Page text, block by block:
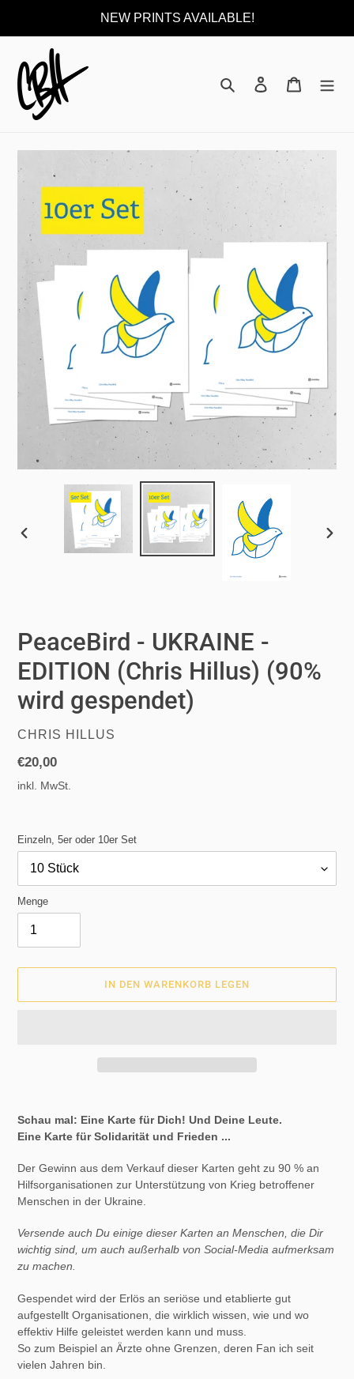
NEW PRINTS AVAILABLE!
Suchen Einloggen
VORHERIGER
PeaceBird - UKRAINE -
EDITION (Chris Hillus) (90%
wird gespendet)
VERKÄUFER
CHRIS HILLUS
Normaler
Preis
€20,00
inkl. MwSt.
Einzeln, 5er oder 10er Set
Menge
IN DEN WARENKORB LEGEN
zum
Warenkorb
hinzugefügt
Schau mal: Eine Karte für Dich! Und Deine Leute.
Eine Karte für Solidarität und Frieden ...
Der Gewinn aus dem Verkauf dieser Karten geht zu 90 % an
Hilfsorganisationen zur Unterstützung von Krieg betroffener
Menschen in der Ukraine.
Versende auch Du einige dieser Karten an Menschen, die Dir
wichtig sind, um auch außerhalb von Social-Media aufmerksam
zu machen.
Gespendet wird der Erlös an seriöse und etablierte gut
aufgestellt Organisationen, die wirklich wissen, wie und wo
effektiv Hilfe geleistet werden kann und muss.
So zum Beispiel an Ärzte ohne Grenzen, deren Fan ich seit
vielen Jahren bin.